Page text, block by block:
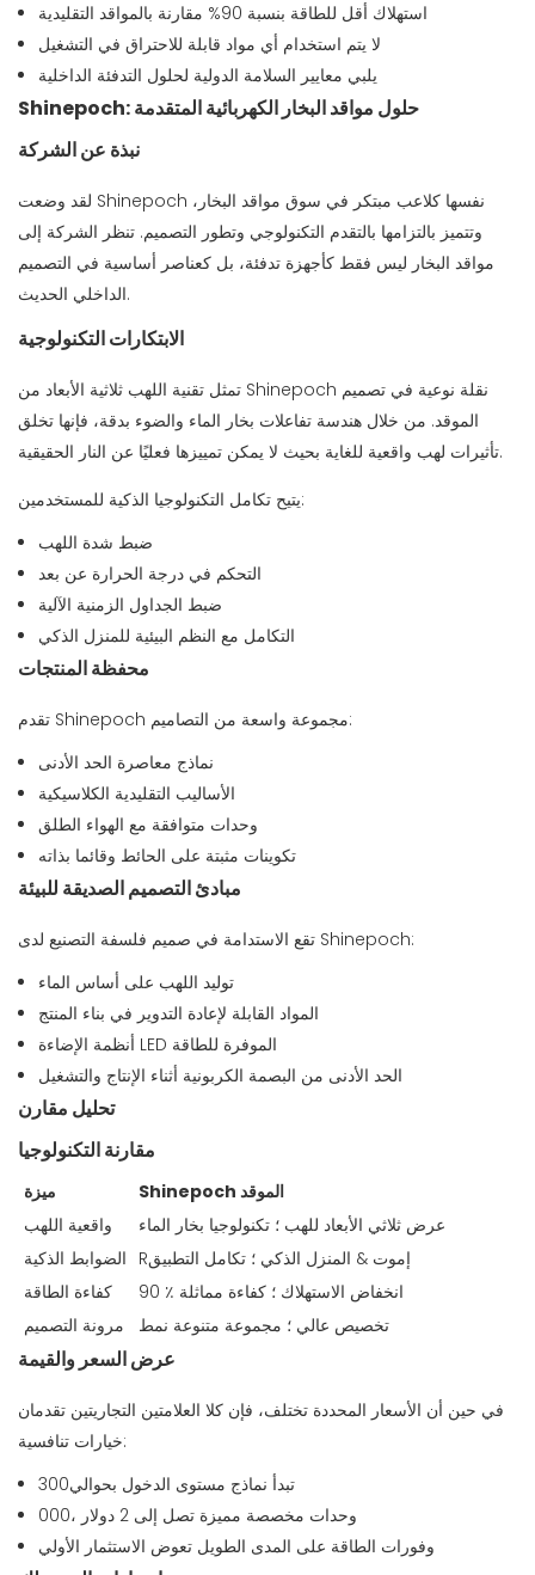
استهلاك أقل للطاقة بنسبة 90% مقارنة بالمواقد التقليدية
لا يتم استخدام أي مواد قابلة للاحتراق في التشغيل
يلبي معايير السلامة الدولية لحلول التدفئة الداخلية
Shinepoch: حلول مواقد البخار الكهربائية المتقدمة
نبذة عن الشركة
لقد وضعت Shinepoch نفسها كلاعب مبتكر في سوق مواقد البخار،
وتتميز بالتزامها بالتقدم التكنولوجي وتطور التصميم. تنظر الشركة إلى
مواقد البخار ليس فقط كأجهزة تدفئة، بل كعناصر أساسية في التصميم
الداخلي الحديث.
الابتكارات التكنولوجية
تمثل تقنية اللهب ثلاثية الأبعاد من Shinepoch نقلة نوعية في تصميم
الموقد. من خلال هندسة تفاعلات بخار الماء والضوء بدقة، فإنها تخلق
تأثيرات لهب واقعية للغاية بحيث لا يمكن تمييزها فعليًا عن النار الحقيقية.
يتيح تكامل التكنولوجيا الذكية للمستخدمين:
ضبط شدة اللهب
التحكم في درجة الحرارة عن بعد
ضبط الجداول الزمنية الآلية
التكامل مع النظم البيئية للمنزل الذكي
محفظة المنتجات
تقدم Shinepoch مجموعة واسعة من التصاميم:
نماذج معاصرة الحد الأدنى
الأساليب التقليدية الكلاسيكية
وحدات متوافقة مع الهواء الطلق
تكوينات مثبتة على الحائط وقائما بذاته
مبادئ التصميم الصديقة للبيئة
تقع الاستدامة في صميم فلسفة التصنيع لدى Shinepoch:
توليد اللهب على أساس الماء
المواد القابلة لإعادة التدوير في بناء المنتج
أنظمة الإضاءة LED الموفرة للطاقة
الحد الأدنى من البصمة الكربونية أثناء الإنتاج والتشغيل
تحليل مقارن
مقارنة التكنولوجيا
ميزة
Shinepoch الموقد
واقعية اللهب
عرض ثلاثي الأبعاد للهب ؛ تكنولوجيا بخار الماء
الضوابط الذكية
Rإموت & المنزل الذكي ؛ تكامل التطبيق
كفاءة الطاقة
90 ٪ انخفاض الاستهلاك ؛ كفاءة مماثلة
مرونة التصميم
تخصيص عالي ؛ مجموعة متنوعة نمط
عرض السعر والقيمة
في حين أن الأسعار المحددة تختلف، فإن كلا العلامتين التجاريتين تقدمان
خيارات تنافسية:
تبدأ نماذج مستوى الدخول بحوالي300
وحدات مخصصة مميزة تصل إلى 2 دولار ،000
وفورات الطاقة على المدى الطويل تعوض الاستثمار الأولي